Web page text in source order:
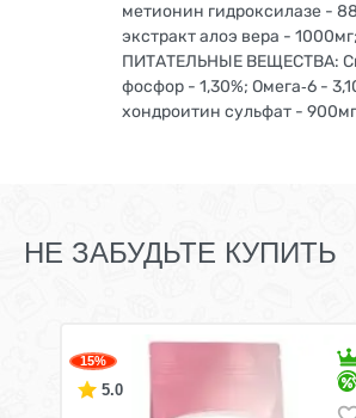
метионин гидроксилазе -
экстракт алоэ вера -
ПИТАТЕЛЬНЫЕ ВЕЩЕСТВА:
фосфор - 1,30%; Омега‐6 -
хондроитин сульфат -
НЕ ЗАБУДЬТЕ КУПИТЬ
15%
5.0